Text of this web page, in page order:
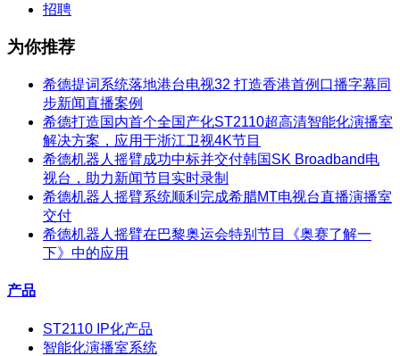
招聘
为你推荐
希德提词系统落地港台电视32 打造香港首例口播字幕同
步新闻直播案例
希德打造国内首个全国产化ST2110超高清智能化演播室
解决方案，应用于浙江卫视4K节目
希德机器人摇臂成功中标并交付韩国SK Broadband电
视台，助力新闻节目实时录制
希德机器人摇臂系统顺利完成希腊MT电视台直播演播室
交付
希德机器人摇臂在巴黎奥运会特别节目《奥赛了解一
下》中的应用
产品
ST2110 IP化产品
智能化演播室系统